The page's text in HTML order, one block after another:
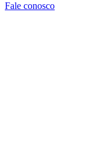
Fale conosco